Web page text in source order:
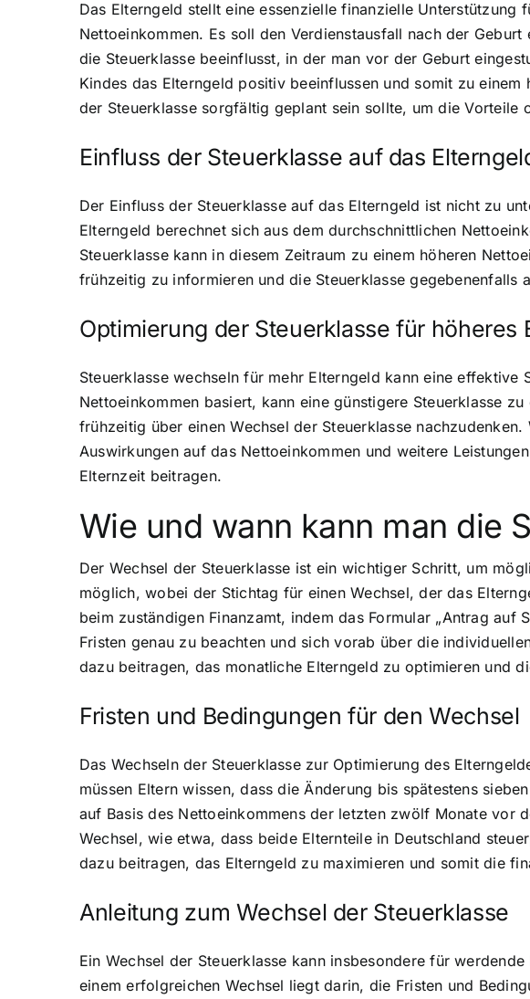
Das Elterngeld stellt eine essenzielle finanzielle
Nettoeinkommen. Es soll den Verdienstausfall nach der
die Steuerklasse beeinflusst, in der man vor der Geburt
Kindes das Elterngeld positiv beeinflussen und somit zu
der Steuerklasse sorgfältig geplant sein sollte, um die Vorteile
Einfluss der Steuerklasse auf das
Der Einfluss der Steuerklasse auf das Elterngeld ist nicht zu
Elterngeld berechnet sich aus dem durchschnittlichen
Steuerklasse kann in diesem Zeitraum zu einem höheren
frühzeitig zu informieren und die Steuerklasse
Optimierung der Steuerklasse für höheres
Steuerklasse wechseln für mehr Elterngeld kann eine
Nettoeinkommen basiert, kann eine günstigere Steuerklasse
frühzeitig über einen Wechsel der Steuerklasse
Auswirkungen auf das Nettoeinkommen und weitere
Elternzeit beitragen.
Wie und wann kann man die
Der Wechsel der Steuerklasse ist ein wichtiger Schritt, um
möglich, wobei der Stichtag für einen Wechsel, der das
beim zuständigen Finanzamt, indem das Formular „Antrag
Fristen genau zu beachten und sich vorab über die
dazu beitragen, das monatliche Elterngeld zu optimieren und
Fristen und Bedingungen für den Wechsel
Das Wechseln der Steuerklasse zur Optimierung des
müssen Eltern wissen, dass die Änderung bis spätestens
auf Basis des Nettoeinkommens der letzten zwölf Monate vor
Wechsel, wie etwa, dass beide Elternteile in Deutschland
dazu beitragen, das Elterngeld zu maximieren und somit die
Anleitung zum Wechsel der Steuerklasse
Ein Wechsel der Steuerklasse kann insbesondere für
einem erfolgreichen Wechsel liegt darin, die Fristen und